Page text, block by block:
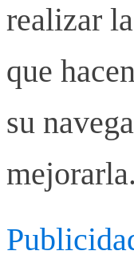
realizar
que
su
mejorarla.